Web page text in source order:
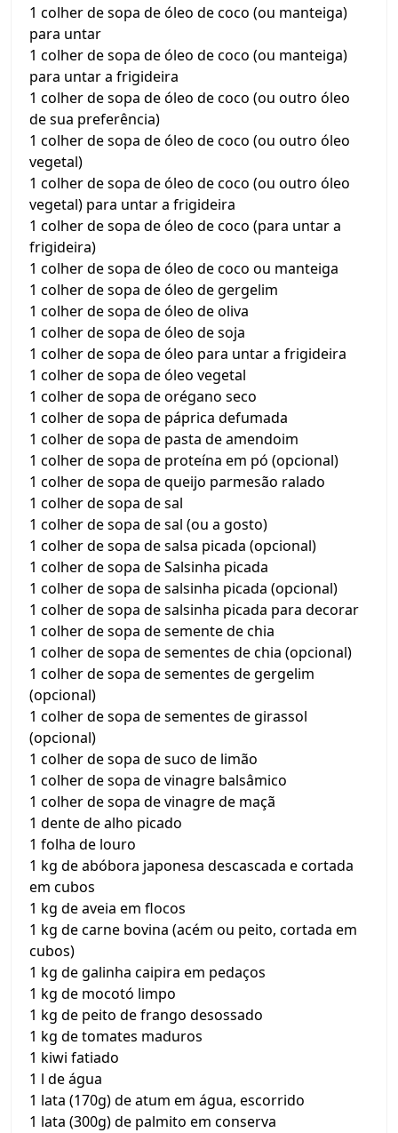
1 colher de sopa de óleo de coco (ou manteiga)
para untar
1 colher de sopa de óleo de coco (ou manteiga)
para untar a frigideira
1 colher de sopa de óleo de coco (ou outro óleo
de sua preferência)
1 colher de sopa de óleo de coco (ou outro óleo
vegetal)
1 colher de sopa de óleo de coco (ou outro óleo
vegetal) para untar a frigideira
1 colher de sopa de óleo de coco (para untar a
frigideira)
1 colher de sopa de óleo de coco ou manteiga
1 colher de sopa de óleo de gergelim
1 colher de sopa de óleo de oliva
1 colher de sopa de óleo de soja
1 colher de sopa de óleo para untar a frigideira
1 colher de sopa de óleo vegetal
1 colher de sopa de orégano seco
1 colher de sopa de páprica defumada
1 colher de sopa de pasta de amendoim
1 colher de sopa de proteína em pó (opcional)
1 colher de sopa de queijo parmesão ralado
1 colher de sopa de sal
1 colher de sopa de sal (ou a gosto)
1 colher de sopa de salsa picada (opcional)
1 colher de sopa de Salsinha picada
1 colher de sopa de salsinha picada (opcional)
1 colher de sopa de salsinha picada para decorar
1 colher de sopa de semente de chia
1 colher de sopa de sementes de chia (opcional)
1 colher de sopa de sementes de gergelim
(opcional)
1 colher de sopa de sementes de girassol
(opcional)
1 colher de sopa de suco de limão
1 colher de sopa de vinagre balsâmico
1 colher de sopa de vinagre de maçã
1 dente de alho picado
1 folha de louro
1 kg de abóbora japonesa descascada e cortada
em cubos
1 kg de aveia em flocos
1 kg de carne bovina (acém ou peito, cortada em
cubos)
1 kg de galinha caipira em pedaços
1 kg de mocotó limpo
1 kg de peito de frango desossado
1 kg de tomates maduros
1 kiwi fatiado
1 l de água
1 lata (170g) de atum em água, escorrido
1 lata (300g) de palmito em conserva